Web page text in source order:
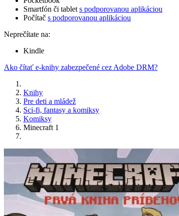
Smartfón či tablet s podporovanou aplikáciou
Počítač s podporovanou aplikáciou
Neprečítate na:
Kindle
Ako čítať e-knihy zabezpečené cez Adobe DRM?
Knihy
Pre deti a mládež
Sci-fi, fantasy a komiksy
Komiksy
Minecraft 1